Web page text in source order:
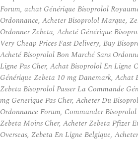
Forum, achat Générique Bisoprolol
Ordonnance, Acheter Bisoprolol Marque,
Ordonner Zebeta, Acheté Générique
Very Cheap Prices Fast Delivery, Buy
Acheté Bisoprolol Bon Marché Sans
Ligne Pas Cher, Achat Bisoprolol En Ligne
Générique Zebeta 10 mg Danemark, Achat
Zebeta Bisoprolol Passer La Commande
mg Generique Pas Cher, Acheter Du
Ordonnance Forum, Commander
Zebeta Moins Cher, Acheter Zebeta Pfizer
Overseas, Zebeta En Ligne Belgique,